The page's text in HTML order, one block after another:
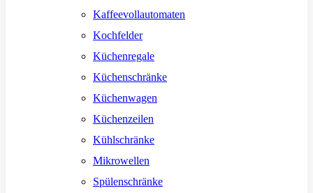
Kaffeevollautomaten
Kochfelder
Küchenregale
Küchenschränke
Küchenwagen
Küchenzeilen
Kühlschränke
Mikrowellen
Spülenschränke